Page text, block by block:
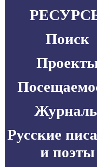
Поиск
Русские
и поэты